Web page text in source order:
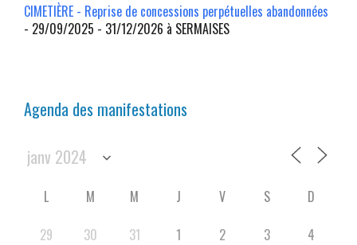
CIMETIÈRE - Reprise de concessions perpétuelles abandonnées
- 29/09/2025 - 31/12/2026 à SERMAISES
Agenda des manifestations
L M M J V S
D
29
30 31 1 2 3 4